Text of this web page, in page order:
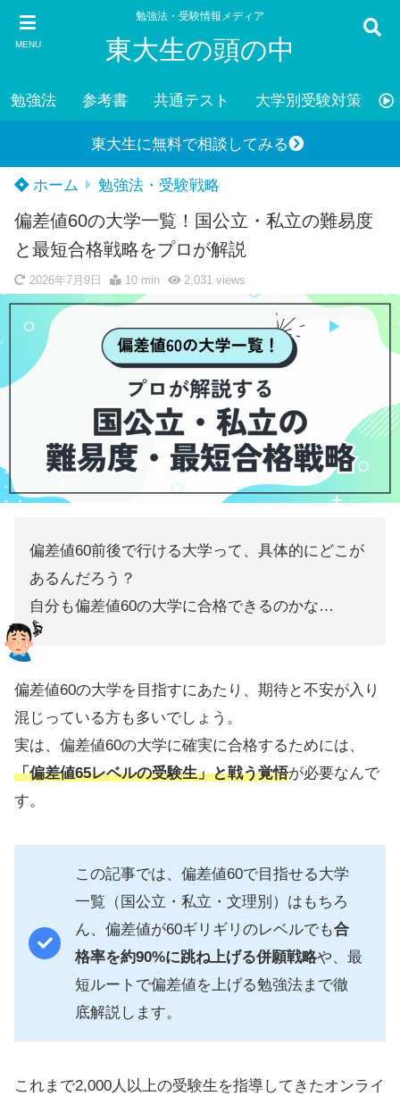
MENU
勉強法・受験情報メディア
東大生の頭の中
勉強法 参考書 共通テスト 大学別受験対策
東大生に無料で相談してみる
ホーム 勉強法・受験戦略
偏差値60の大学一覧！国公立・私立の難易度
と最短合格戦略をプロが解説
2026年7月9日 10 min 2,031views
偏差値60前後で行ける大学って、具体的にどこが
あるんだろう？
自分も偏差値60の大学に合格できるのかな…
偏差値60の大学を目指すにあたり、期待と不安が入り
混じっている方も多いでしょう。
実は、偏差値60の大学に確実に合格するためには、
「偏差値65レベルの受験生」と戦う覚悟が必要なんで
す。
この記事では、偏差値60で目指せる大学
一覧（国公立・私立・文理別）はもちろ
ん、偏差値が60ギリギリのレベルでも合
格率を約90%に跳ね上げる併願戦略や、最
短ルートで偏差値を上げる勉強法まで徹
底解説します。
これまで2,000人以上の受験生を指導してきたオンライ